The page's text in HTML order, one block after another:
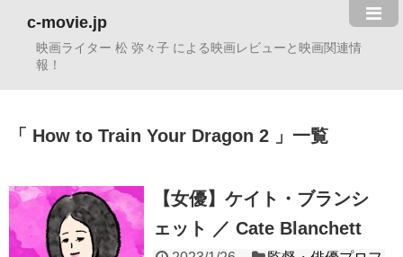
c-movie.jp
映画ライター 松 弥々子 による映画レビューと映画関連情
報！
How to Train Your Dragon 2 一覧
【女優】ケイト・ブランシ
ェット ／ Cate Blanchett